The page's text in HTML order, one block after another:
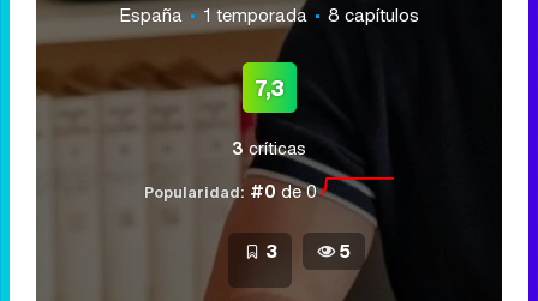
España 1 temporada 8 capítulos
7,3
3 críticas
Popularidad: #0 de 0
3 5